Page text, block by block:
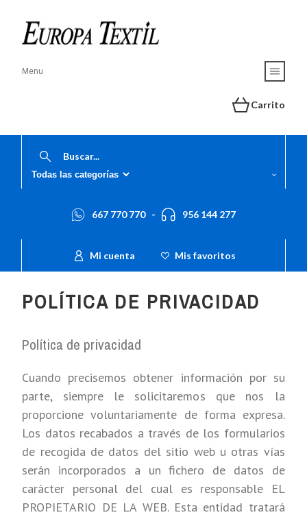
Menu
Carrito
667 770 770- 956 144 277
Mi cuenta Mis favoritos
POLÍTICA DE PRIVACIDAD
Política de privacidad
Cuando precisemos obtener información por su
parte, siempre le solicitaremos que nos la
proporcione voluntariamente de forma expresa.
Los datos recabados a través de los formularios
de recogida de datos del sitio web u otras vías
serán incorporados a un fichero de datos de
carácter personal del cual es responsable EL
PROPIETARIO DE LA WEB. Esta entidad tratará